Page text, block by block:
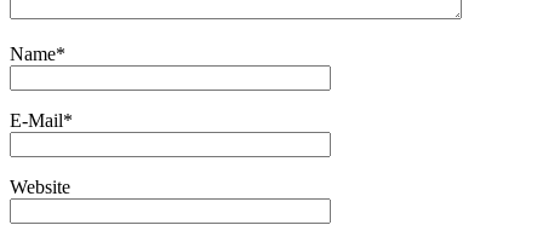
Name*
E-Mail*
Website